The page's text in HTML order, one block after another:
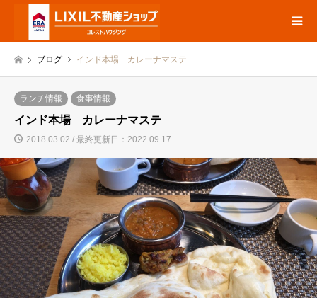
ブログ インド本場 カレーナマステ
ランチ情報 食事情報
インド本場 カレーナマステ
2018.03.02 / 最終更新日：2022.09.17